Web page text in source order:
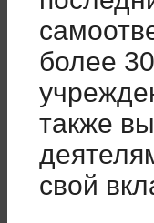
более
также
свой